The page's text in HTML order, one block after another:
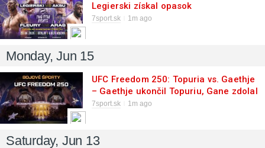
Legierski získal opasok
7sport.sk 1m ago
Monday, Jun 15
UFC Freedom 250: Topuria vs. Gaethje
– Gaethje ukončil Topuriu, Gane zdolal
Pereiru
7sport.sk 1m ago
Saturday, Jun 13